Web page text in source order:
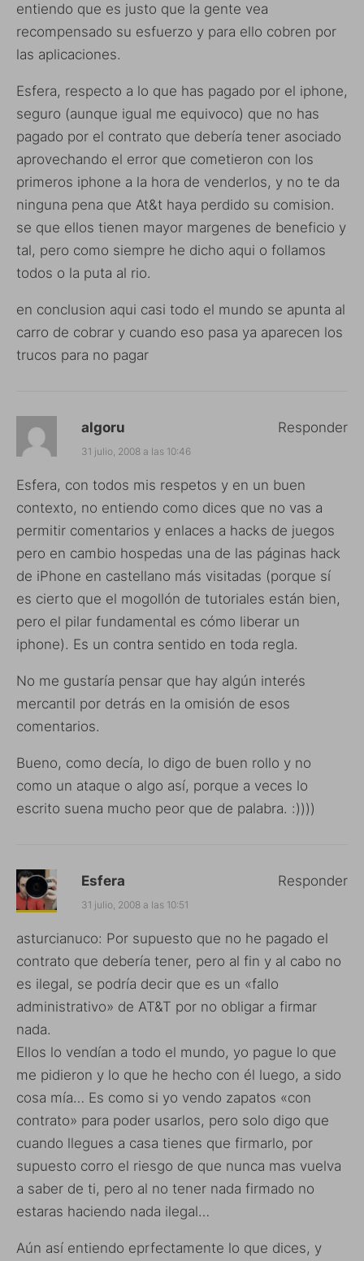
entiendo que es justo que la gente vea
recompensado su esfuerzo y para ello cobren por
las aplicaciones.
Esfera, respecto a lo que has pagado por el iphone,
seguro (aunque igual me equivoco) que no has
pagado por el contrato que debería tener asociado
aprovechando el error que cometieron con los
primeros iphone a la hora de venderlos, y no te da
ninguna pena que At&t haya perdido su comision.
se que ellos tienen mayor margenes de beneficio y
tal, pero como siempre he dicho aqui o follamos
todos o la puta al rio.
en conclusion aqui casi todo el mundo se apunta al
carro de cobrar y cuando eso pasa ya aparecen los
trucos para no pagar
algoru
31 julio, 2008 a las 10:46
Esfera, con todos mis respetos y en un buen
contexto, no entiendo como dices que no vas a
permitir comentarios y enlaces a hacks de juegos
pero en cambio hospedas una de las páginas hack
de iPhone en castellano más visitadas (porque sí
es cierto que el mogollón de tutoriales están bien,
pero el pilar fundamental es cómo liberar un
iphone). Es un contra sentido en toda regla.
No me gustaría pensar que hay algún interés
mercantil por detrás en la omisión de esos
comentarios.
Bueno, como decía, lo digo de buen rollo y no
como un ataque o algo así, porque a veces lo
escrito suena mucho peor que de palabra. :))))
Responder
Esfera
31 julio, 2008 a las 10:51
asturcianuco: Por supuesto que no he pagado el
contrato que debería tener, pero al fin y al cabo no
es ilegal, se podría decir que es un «fallo
administrativo» de AT&T por no obligar a firmar
nada.
Ellos lo vendían a todo el mundo, yo pague lo que
me pidieron y lo que he hecho con él luego, a sido
cosa mía… Es como si yo vendo zapatos «con
contrato» para poder usarlos, pero solo digo que
cuando llegues a casa tienes que firmarlo, por
supuesto corro el riesgo de que nunca mas vuelva
a saber de ti, pero al no tener nada firmado no
estaras haciendo nada ilegal…
Aún así entiendo eprfectamente lo que dices, y
Responder